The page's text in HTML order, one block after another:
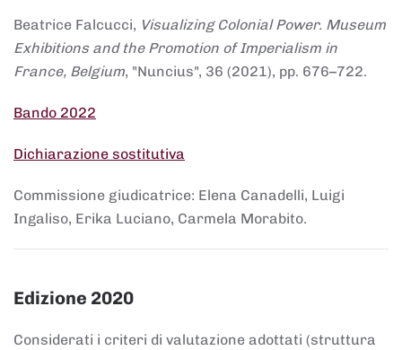
Beatrice Falcucci, Visualizing Colonial Power. Museum
Exhibitions and the Promotion of Imperialism in
France, Belgium, "Nuncius", 36 (2021), pp. 676–722.
Bando 2022
Dichiarazione sostitutiva
Commissione giudicatrice: Elena Canadelli, Luigi
Ingaliso, Erika Luciano, Carmela Morabito.
Edizione 2020
Considerati i criteri di valutazione adottati (struttura